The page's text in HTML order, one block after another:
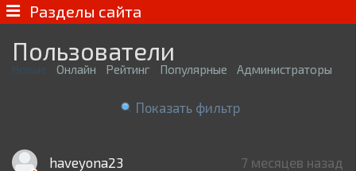
Разделы сайта
Пользователи
Новые Онлайн Рейтинг Популярные Администраторы
Показать фильтр
haveyona23 7 месяцев назад